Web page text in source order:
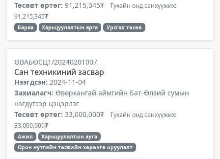
Төсөвт өртөг: 91,215,345₮ Тухайн онд санхүүжих:
91,215,345₮
Бараа Харьцуулалтын арга Урсгал төсөв
ӨВАБӨСЦ1/20240201007
Сан техникиний засвар
Нээгдсэн: 2024-11-04
Захиалагч: Өвөрхангай аймгийн Бат-Өлзий сумын
нэгдүгээр цэцэрлэг
Төсөвт өртөг: 33,000,000₮ Тухайн онд санхүүжих:
33,000,000₮
Ажил
Харьцуулалтын арга
Орон нутгийн төсвийн хөрөнгө оруулалт